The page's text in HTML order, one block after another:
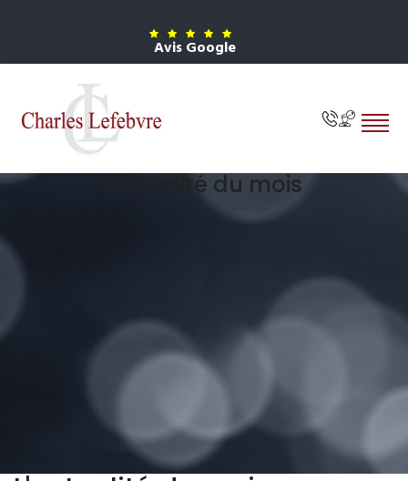
Avis Google
Actualité du mois